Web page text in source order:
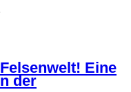
Eine
der